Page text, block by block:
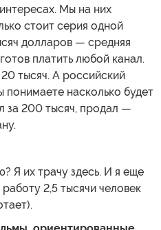
Мы на них
стоит серия одной
долларов — средняя
платить любой канал.
тысяч. А российский
понимаете насколько будет
за 200 тысяч, продал —
Я их трачу здесь. И я еще
2,5 тысячи человек